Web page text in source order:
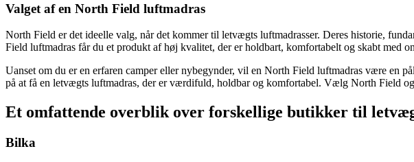
Valget af en North Field luftmadras
North Field er det ideelle valg, når det kommer til letvægts luftmadrasser. Deres historie,
Field luftmadras får du et produkt af høj kvalitet, der er holdbart, komfortabelt og skabt med
Uanset om du er en erfaren camper eller nybegynder, vil en North Field luftmadras være en
på at få en letvægts luftmadras, der er værdifuld, holdbar og komfortabel. Vælg North Field
Et omfattende overblik over forskellige butikker til
Bilka